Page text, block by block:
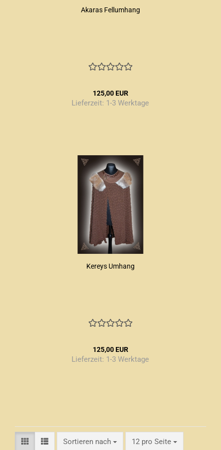
Akaras Fellumhang
125,00 EUR
Lieferzeit: 1-3 Werktage
Kereys Umhang
125,00 EUR
Lieferzeit: 1-3 Werktage
Sortieren nach
Sortieren nach 12 pro Seite
pro Seite